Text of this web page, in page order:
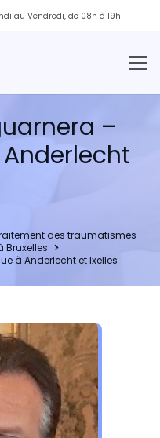
au Vendredi, de 08h à 19h
–
des traumatismes
Bruxelles
à Anderlecht et Ixelles